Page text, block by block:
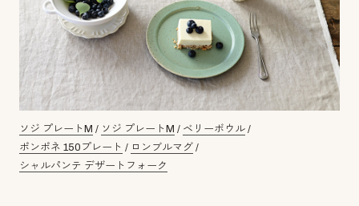
ソジ プレートM / ソジ プレートM / ベリーボウル /
ポンポネ 150プレート / ロンブルマグ /
シャルパンテ デザートフォーク